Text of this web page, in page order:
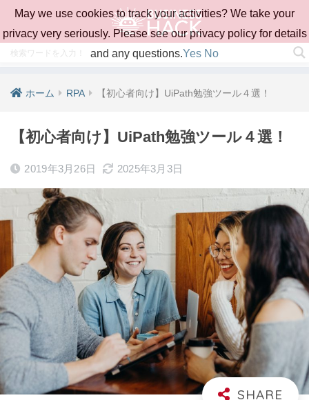
ホーム RPA 【初心者向け】UiPath勉強ツール４選！
【初心者向け】UiPath勉強ツール４選！
2019年3月26日 2025年3月3日
May we use cookies to track your activities? We take your
privacy very seriously. Please see our privacy policy for details
and any questions.Yes No